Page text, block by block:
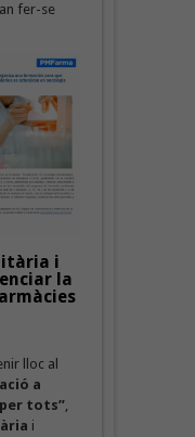
fer-se
i
la
lloc al
a
tots”,
i